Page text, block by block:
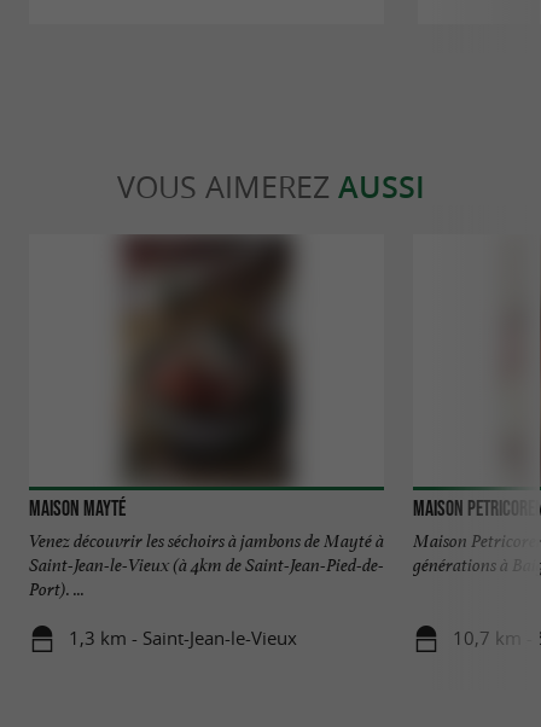
VOUS AIMEREZ AUSSI
Maison Mayté
Venez découvrir les séchoirs à jambons de Mayté à
Saint-Jean-le-Vieux (à 4km de Saint-Jean-Pied-de-
Port). ...
1,3 km - Saint-Jean-le-Vieux
Maison
Maison
générations à
10,7 km -